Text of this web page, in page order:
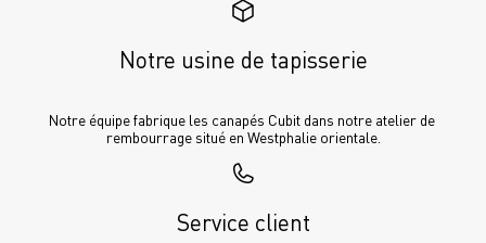
Notre usine de tapisserie
Notre équipe fabrique les canapés Cubit dans notre atelier de
rembourrage situé en Westphalie orientale.
Service client